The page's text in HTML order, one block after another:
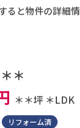
ると物件の詳細
＊
＊＊坪 ＊LDK
リフォーム済